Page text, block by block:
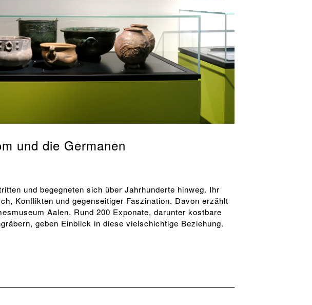
und die Germanen
und begegneten sich über Jahrhunderte hinweg. Ihr
Konflikten und gegenseitiger Faszination. Davon erzählt
Aalen. Rund 200 Exponate, darunter kostbare
geben Einblick in diese vielschichtige Beziehung.